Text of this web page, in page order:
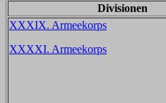
Divisionen
XXXIX. Armeekorps
XXXXI. Armeekorps